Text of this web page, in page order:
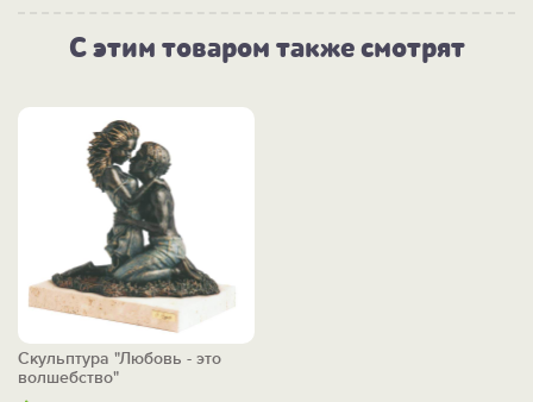
С этим товаром также смотрят
Скульптура "Любовь - это
волшебство"